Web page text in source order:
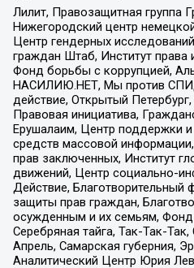
Лилит, Правозащитная группа
Нижегородский центр
Центр гендерных
граждан Штаб, Институт права
Фонд борьбы с коррупцией,
НАСИЛИЮ.НЕТ, Мы против
действие, Открытый
Правовая инициатива,
Ерушалаим, Центр поддержки
средств массовой
прав заключенных, Институт
движений, Центр социально-
Действие,
защиты прав граждан,
осужденным и их семьям, Фонд
Серебряная тайга, Так-Так-
Апрель, Самарская губерния,
Аналитический Центр Юрия